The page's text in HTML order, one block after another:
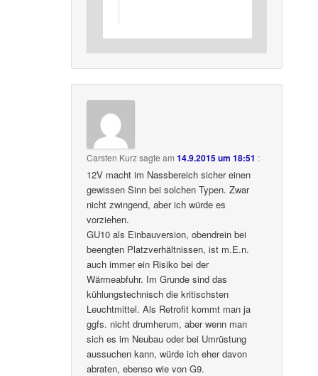
Carsten Kurzsagte am14.9.2015 um 18:51 :
12V macht im Nassbereich sicher einen
gewissen Sinn bei solchen Typen. Zwar
nicht zwingend, aber ich würde es
vorziehen.
GU10 als Einbauversion, obendrein bei
beengten Platzverhältnissen, ist m.E.n.
auch immer ein Risiko bei der
Wärmeabfuhr. Im Grunde sind das
kühlungstechnisch die kritischsten
Leuchtmittel. Als Retrofit kommt man ja
ggfs. nicht drumherum, aber wenn man
sich es im Neubau oder bei Umrüstung
aussuchen kann, würde ich eher davon
abraten, ebenso wie von G9.